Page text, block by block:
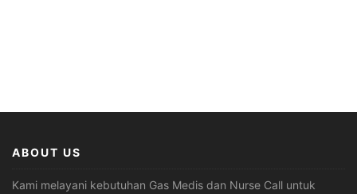
ABOUT US
Kami melayani kebutuhan Gas Medis dan Nurse Call untuk